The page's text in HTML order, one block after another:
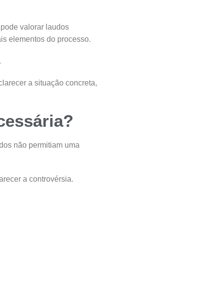
valorar laudos
elementos do processo.
a situação concreta,
não permitiam uma
a controvérsia.